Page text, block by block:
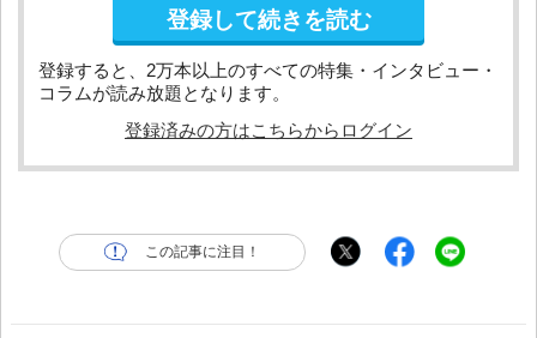
登録して続きを読む
登録すると、2万本以上のすべての特集・インタビュー・
コラムが読み放題となります。
登録済みの方はこちらからログイン
この記事に注目！